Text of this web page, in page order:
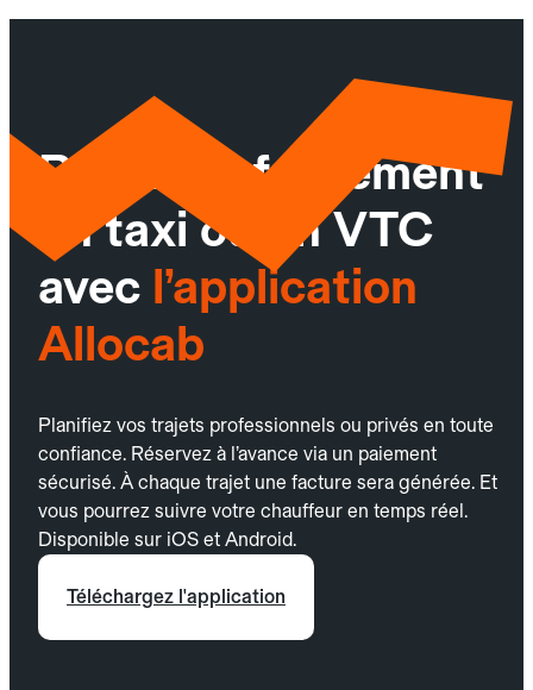
Réservez facilement
un taxi ou un VTC
avec l’application
Allocab
Planifiez vos trajets professionnels ou privés en toute
confiance. Réservez à l’avance via un paiement
sécurisé. À chaque trajet une facture sera générée. Et
vous pourrez suivre votre chauffeur en temps réel.
Disponible sur iOS et Android.
Téléchargez l'application